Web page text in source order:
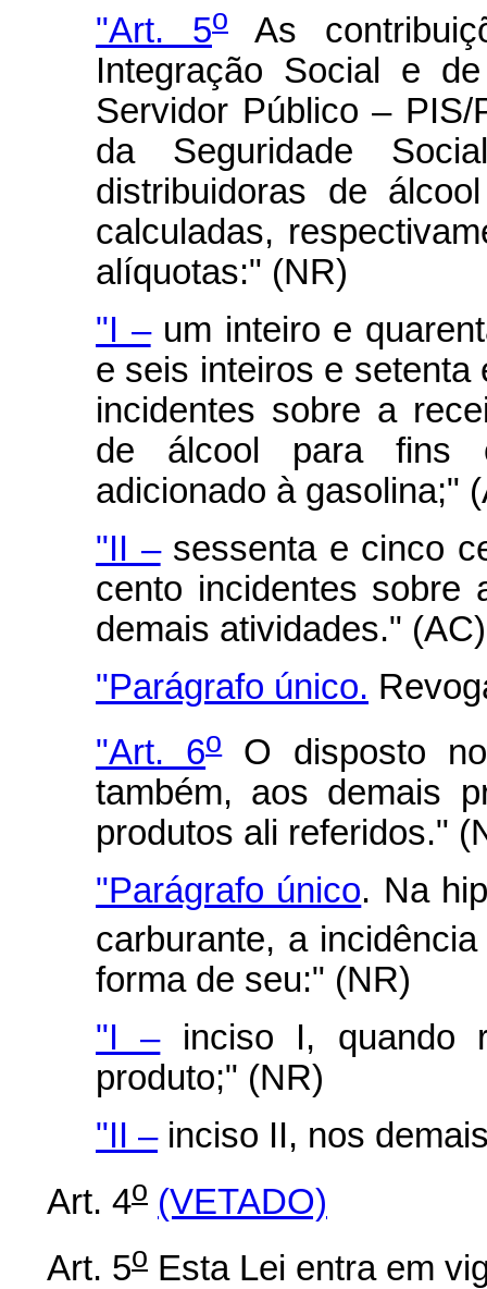
"Art. 5o
As
Integração Social e
Servidor Público –
da Seguridade
distribuidoras de
calculadas,
alíquotas:" (NR)
"I –um inteiro e
e seis inteiros e setenta
incidentes sobre a
de álcool para fins
adicionado à gasolina;"
"II –sessenta e cinco
cento incidentes sobre
demais atividades." (AC)
"Parágrafo único.
"Art. 6oO disposto
também, aos demais
produtos ali referidos."
"Parágrafo único. Na
carburante, a
forma de seu:" (NR)
"I –inciso I, quando
produto;" (NR)
"II –inciso II, nos
Art. 4o (VETADO)
Art. 5o Esta Lei entra em